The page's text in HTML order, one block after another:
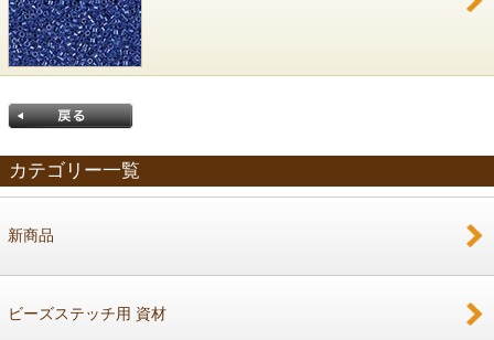
カテゴリー一覧
新商品
ビーズステッチ用 資材